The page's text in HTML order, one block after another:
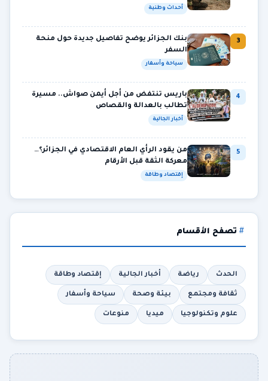
أحداث وطنية
3
بنك الجزائر يوضح تفاصيل جديدة حول منحة
السفر
سياحة وأسفار
4
باريس تنتفض من أجل أيمن صواش.. مسيرة
تطالب بالعدالة والقصاص
أخبار الجالية
5
من يقود الرأي العام الاقتصادي في الجزائر؟…
معركة الثقة قبل الأرقام
إقتصاد وطاقة
تصفح الأقسام
الحدث رياضة أخبار الجالية إقتصاد وطاقة
ثقافة ومجتمع بيئة وصحة سياحة وأسفار
علوم وتكنولوجيا ميديا منوعات